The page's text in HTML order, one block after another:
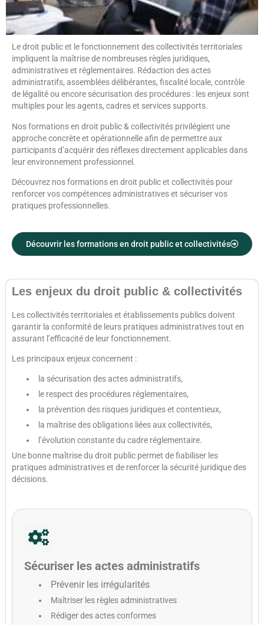
Le droit public et le fonctionnement des collectivités territoriales
impliquent la maîtrise de nombreuses règles juridiques,
administratives et réglementaires. Rédaction des actes
administratifs, assemblées délibérantes, fiscalité locale, contrôle
de légalité ou encore sécurisation des procédures : les enjeux sont
multiples pour les agents, cadres et services supports.
Nos formations en droit public & collectivités privilégient une
approche concrète et opérationnelle afin de permettre aux
participants d’acquérir des réflexes directement applicables dans
leur environnement professionnel.
Découvrez nos formations en droit public et collectivités pour
renforcer vos compétences administratives et sécuriser vos
pratiques professionnelles.
Découvrir les formations en droit public et collectivités
Les enjeux du droit public & collectivités
Les collectivités territoriales et établissements publics doivent
garantir la conformité de leurs pratiques administratives tout en
assurant l’efficacité de leur fonctionnement.
Les principaux enjeux concernent :
la sécurisation des actes administratifs,
le respect des procédures réglementaires,
la prévention des risques juridiques et contentieux,
la maîtrise des obligations liées aux collectivités,
l’évolution constante du cadre réglementaire.
Une bonne maîtrise du droit public permet de fiabiliser les
pratiques administratives et de renforcer la sécurité juridique des
décisions.
Sécuriser les actes administratifs
Prévenir les irrégularités
Maîtriser les règles administratives
Rédiger des actes conformes